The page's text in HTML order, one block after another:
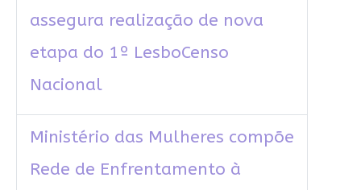
assegura realização de nova
etapa do 1º LesboCenso
Nacional
Ministério das Mulheres compõe
Rede de Enfrentamento à